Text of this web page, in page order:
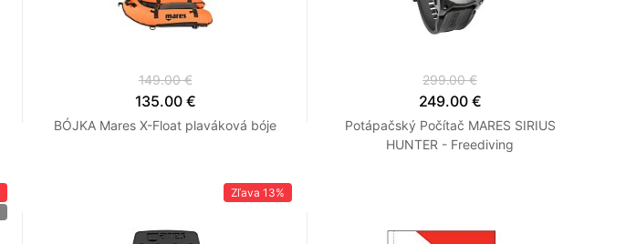
149.00 €
135.00 €
BÓJKA Mares X-Float plaváková bóje
299.00 €
249.00 €
Potápačský Počítač MARES SIRIUS
HUNTER - Freediving
Zľava 13%